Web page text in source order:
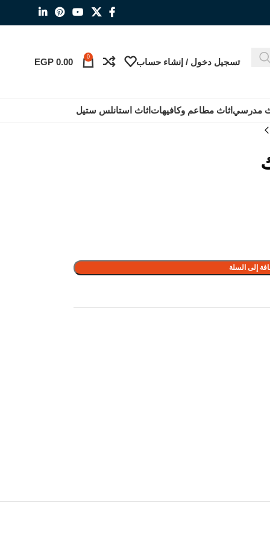
تسجيل دخول / إنشاء حساب 0
EGP 0.00
مدرسي اثاث مطاعم وكافيهات اثاث استانلس ستيل
إلى السلة